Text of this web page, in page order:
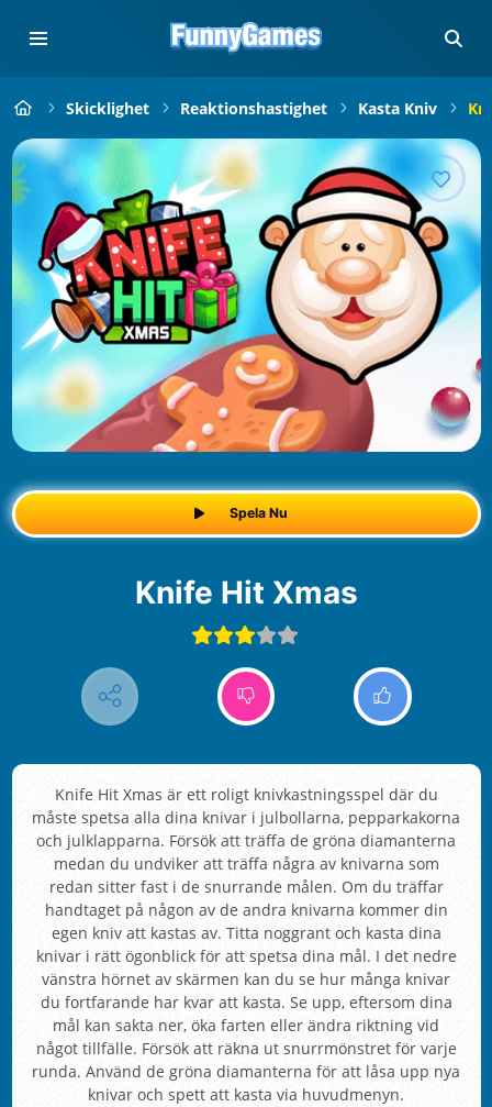
Skicklighet Reaktionshastighet Kasta Kniv
Spela Nu
Knife Hit Xmas
Knife Hit Xmas är ett roligt knivkastningsspel där du
måste spetsa alla dina knivar i julbollarna, pepparkakorna
och julklapparna. Försök att träffa de gröna diamanterna
medan du undviker att träffa några av knivarna som
redan sitter fast i de snurrande målen. Om du träffar
handtaget på någon av de andra knivarna kommer din
egen kniv att kastas av. Titta noggrant och kasta dina
knivar i rätt ögonblick för att spetsa dina mål. I det nedre
vänstra hörnet av skärmen kan du se hur många knivar
du fortfarande har kvar att kasta. Se upp, eftersom dina
mål kan sakta ner, öka farten eller ändra riktning vid
något tillfälle. Försök att räkna ut snurrmönstret för varje
runda. Använd de gröna diamanterna för att låsa upp nya
knivar och spett att kasta via huvudmenyn.